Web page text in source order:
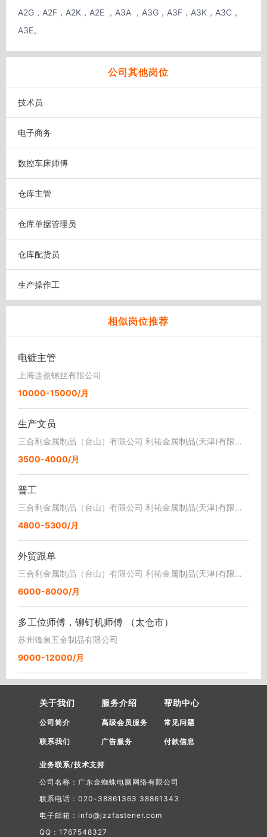
A2G，A2F，A2K，A2E ，A3A ，A3G，A3F，A3K，A3C，
公司其他岗位
技术员
电子商务
数控车床师傅
仓库主管
仓库单据管理员
仓库配货员
生产操作工
相似岗位推荐
电镀主管
上海连盈螺丝有限公司
10000-15000/月
生产文员
三合利金属制品（台山）有限公司 利祐金属制品(天津)有限公司
3500-4000/月
普工
三合利金属制品（台山）有限公司 利祐金属制品(天津)有限公司
4800-5300/月
外贸跟单
三合利金属制品（台山）有限公司 利祐金属制品(天津)有限公司
6000-8000/月
多工位师傅，铆钉机师傅 （太仓市）
苏州锋泉五金制品有限公司
9000-12000/月
关于我们
公司简介
联系我们
服务介绍
高级会员服务
广告服务
帮助中心
常见问题
付款信息
业务联系/技术支持
公司名称：广东金蜘蛛电脑网络有限公司
联系电话：020-38861363 38861343
电子邮箱：info@jzzfastener.com
QQ：1767548327